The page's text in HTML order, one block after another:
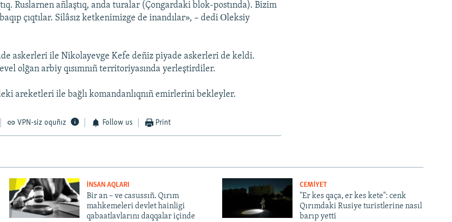
Ruslarnen añlaştıq, anda turalar (Çongardaki blok-postında). Bizim
baqıp çıqtılar. Silâsız ketkenimizge de inandılar», – dedi Оleksiy
askerleri ile Nikolayevge Kefe deñiz piyade askerleri de keldi.
olğan arbiy qısımnıñ territoriyasında yerleştirdiler.
areketleri ile bağlı komandanlıqnıñ emirlerini bekleyler.
VPN-siz oquñız Follow us Print
İNSAN AQLARI
Bir an – ve casussıñ. Qırım
mahkemeleri devlet hainligi
qabaatlavlarını daqqalar içinde
CEMİYET
"Er kes qaça, er kes kete": cenk
Qırımdaki Rusiye turistlerine nasıl
barıp yetti